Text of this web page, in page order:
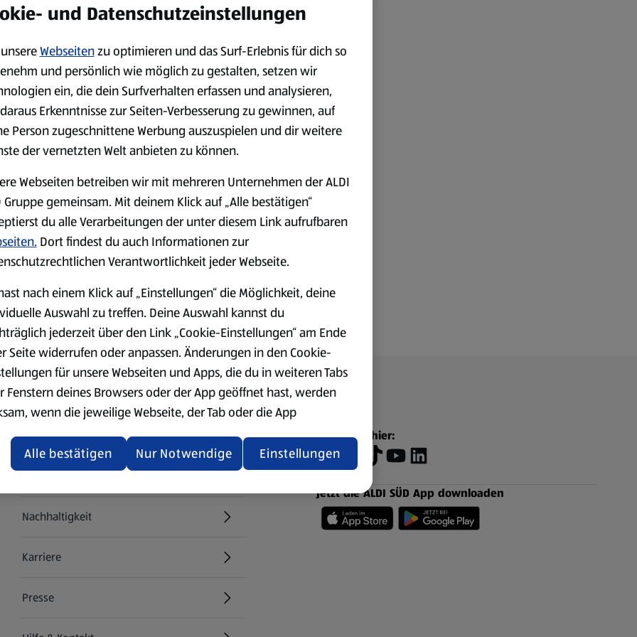
Über ALDI SÜD
Filialen
E-Ladestationen
Nachhaltigkeit
Karriere
Presse
Folge uns hier:
Jetzt die ALDI SÜD App downloaden
und Datenschutzeinstellungen
Webseitenzu optimieren und das Surf-Erlebnis für dich so
und persönlich wie möglich zu gestalten, setzen wir
ein, die dein Surfverhalten erfassen und analysieren,
Erkenntnisse zur Seiten-Verbesserung zu gewinnen, auf
Person zugeschnittene Werbung auszuspielen und dir weitere
der vernetzten Welt anbieten zu können.
Webseiten betreiben wir mit mehreren Unternehmen der ALDI
Gruppe gemeinsam. Mit deinem Klick auf „Alle bestätigen“
du alle Verarbeitungen der unter diesem Link aufrufbaren
Dort findest du auch Informationen zur
Verantwortlichkeit jeder Webseite.
nach einem Klick auf „Einstellungen“ die Möglichkeit, deine
Auswahl zu treffen. Deine Auswahl kannst du
jederzeit über den Link „Cookie-Einstellungen“ am Ende
Seite widerrufen oder anpassen. Änderungen in den Cookie-
für unsere Webseiten und Apps, die du in weiteren Tabs
Fenstern deines Browsers oder der App geöffnet hast, werden
wenn die jeweilige Webseite, der Tab oder die App
oder geschlossen und anschließend wieder geöffnet
Einstellungen
Nur Notwendige
Alle bestätigen